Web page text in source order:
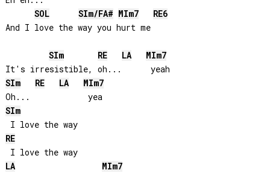
SOL
SIm/FA# MIm7 RE6
And I love the way you hurt me
SIm RE LA MIm7
SIm RE LA MIm7
Oh...            yea
SIm
I love the way
RE
I love the way
LA
MIm7